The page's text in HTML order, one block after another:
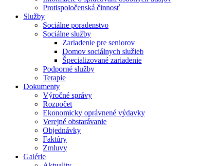
Protispoločenská činnosť
Služby
Sociálne poradenstvo
Sociálne služby
Zariadenie pre seniorov
Domov sociálnych služieb
Špecializované zariadenie
Podporné služby
Terapie
Dokumenty
Výročné správy
Rozpočet
Ekonomicky oprávnené výdavky
Verejné obstarávanie
Objednávky
Faktúry
Zmluvy
Galérie